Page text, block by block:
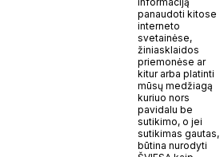
panaudoti kitose
interneto
svetainėse,
žiniasklaidos
priemonėse ar
kitur arba platinti
mūsų medžiagą
kuriuo nors
pavidalu be
sutikimo, o jei
sutikimas gautas,
būtina nurodyti